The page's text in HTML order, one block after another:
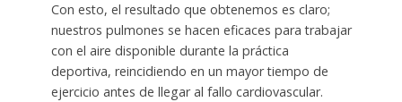
Con esto, el resultado que obtenemos es claro;
nuestros pulmones se hacen eficaces para trabajar
con el aire disponible durante la práctica
deportiva, reincidiendo en un mayor tiempo de
ejercicio antes de llegar al fallo cardiovascular.